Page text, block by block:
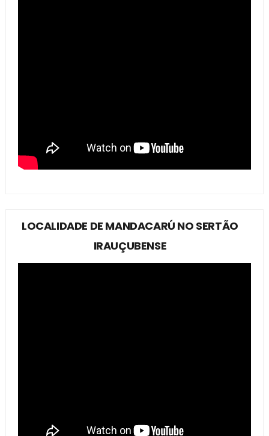
LOCALIDADE DE MANDACARÚ NO SERTÃO
IRAUÇUBENSE